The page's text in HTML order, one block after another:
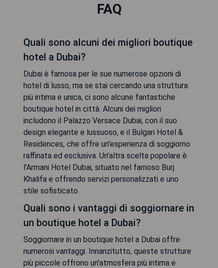
FAQ
Quali sono alcuni dei migliori boutique
hotel a Dubai?
Dubai è famosa per le sue numerose opzioni di
hotel di lusso, ma se stai cercando una struttura
più intima e unica, ci sono alcune fantastiche
boutique hotel in città. Alcuni dei migliori
includono il Palazzo Versace Dubai, con il suo
design elegante e lussuoso, e il Bulgari Hotel &
Residences, che offre un'esperienza di soggiorno
raffinata ed esclusiva. Un'altra scelta popolare è
l'Armani Hotel Dubai, situato nel famoso Burj
Khalifa e offrendo servizi personalizzati e uno
stile sofisticato.
Quali sono i vantaggi di soggiornare in
un boutique hotel a Dubai?
Soggiornare in un boutique hotel a Dubai offre
numerosi vantaggi. Innanzitutto, queste strutture
più piccole offrono un'atmosfera più intima e